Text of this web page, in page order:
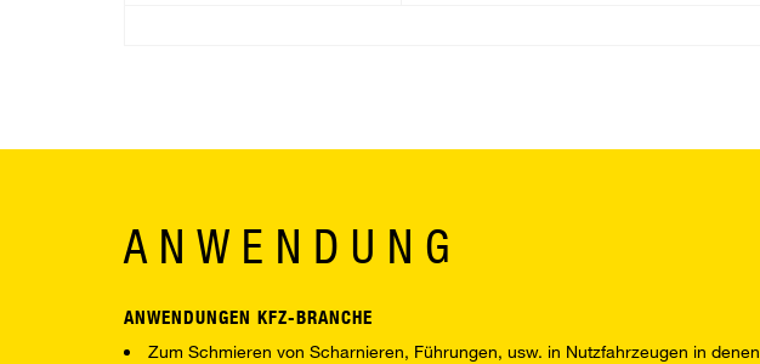
ANWENDUNG
ANWENDUNGEN KFZ-BRANCHE
Zum Schmieren von Scharnieren, Führungen, usw. in Nutzfahrzeugen in denen